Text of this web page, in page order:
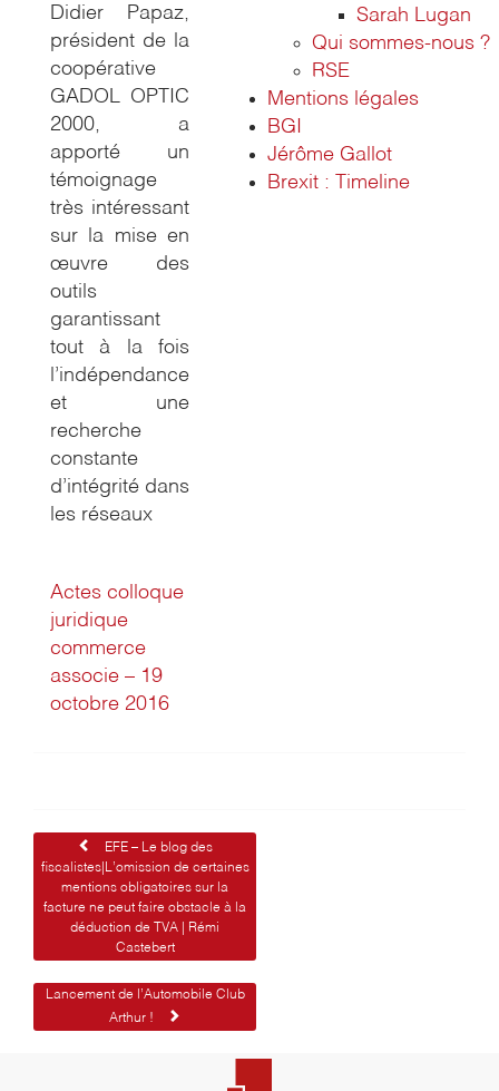
Didier Papaz,
président de la
coopérative
GADOL OPTIC
2000, a
apporté un
témoignage
très intéressant
sur la mise en
œuvre des
outils
garantissant
tout à la fois
l’indépendance
et une
recherche
constante
d’intégrité dans
les réseaux
Actes colloque
juridique
commerce
associe – 19
octobre 2016
Sarah Lugan
Qui sommes-nous ?
RSE
Mentions légales
BGI
Jérôme Gallot
Brexit : Timeline
Navigation
de
l’article
EFE – Le blog des
fiscalistes|L’omission de certaines
mentions obligatoires sur la
facture ne peut faire obstacle à la
déduction de TVA | Rémi
Castebert
Lancement de l’Automobile Club
Arthur !